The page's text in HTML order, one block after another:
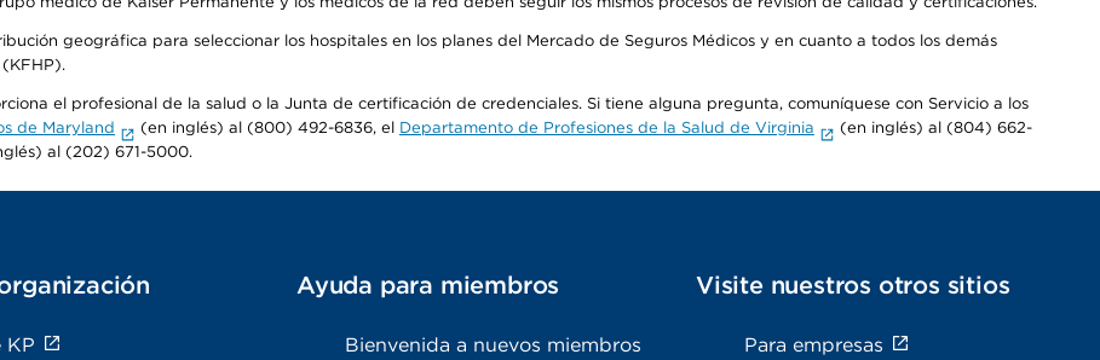
geográfica para seleccionar los hospitales en los planes del Mercado de Seguros Médicos y en cuanto a todos los demás
el profesional de la salud o la Junta de certificación de credenciales. Si tiene alguna pregunta, comuníquese con Servicio a los
de Maryland (en inglés) al (800) 492-6836, el Departamento de Profesiones de la Salud de Virginia
(en inglés) al (804) 662-
al (202) 671-5000.
KP
Ayuda para miembros
Bienvenida a nuevos miembros
Visite nuestros otros sitios
Para empresas